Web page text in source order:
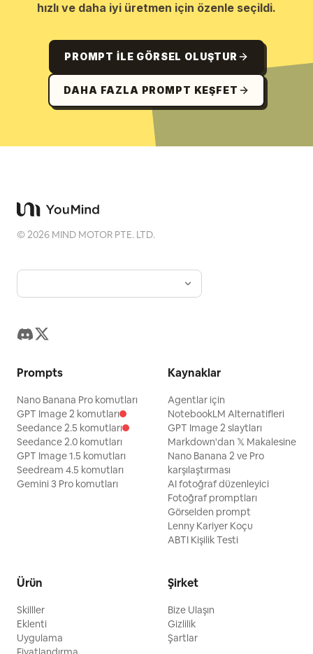
hızlı ve daha iyi üretmen için özenle seçildi.
PROMPT ILE GÖRSEL OLUŞTUR
DAHA FAZLA PROMPT KEŞFET
©2026 MIND MOTOR PTE. LTD.
Prompts
Nano Banana Pro komutları
GPT Image 2 komutları
Seedance 2.5 komutları
Seedance 2.0 komutları
GPT Image 1.5 komutları
Seedream 4.5 komutları
Gemini 3 Pro komutları
Kaynaklar
Agentlar için
NotebookLM Alternatifleri
GPT Image 2 slaytları
Markdown'dan 𝕏 Makalesine
Nano Banana 2 ve Pro
karşılaştırması
AI fotoğraf düzenleyici
Fotoğraf promptları
Görselden prompt
Lenny Kariyer Koçu
ABTI Kişilik Testi
Ürün
Skilller
Eklenti
Uygulama
Şirket
Bize Ulaşın
Gizlilik
Şartlar